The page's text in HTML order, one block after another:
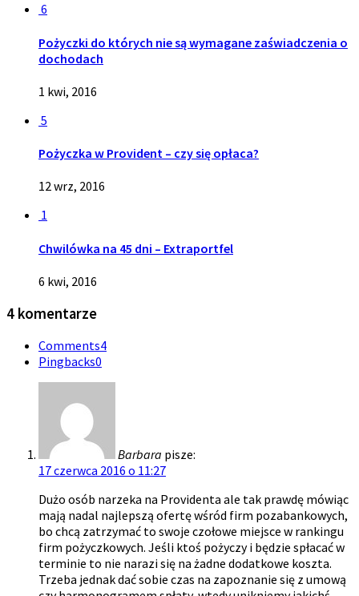
6
Pożyczki do których nie są wymagane zaświadczenia o
dochodach
1 kwi, 2016
5
Pożyczka w Provident – czy się opłaca?
12 wrz, 2016
1
Chwilówka na 45 dni – Extraportfel
6 kwi, 2016
4 komentarze
Comments4
Pingbacks0
Barbara pisze:
17 czerwca 2016 o 11:27
Dużo osób narzeka na Providenta ale tak prawdę mówiąc
mają nadal najlepszą ofertę wśród firm pozabankowych,
bo chcą zatrzymać to swoje czołowe miejsce w rankingu
firm pożyczkowych. Jeśli ktoś pożyczy i będzie spłacać w
terminie to nie narazi się na żadne dodatkowe koszta.
Trzeba jednak dać sobie czas na zapoznanie się z umową